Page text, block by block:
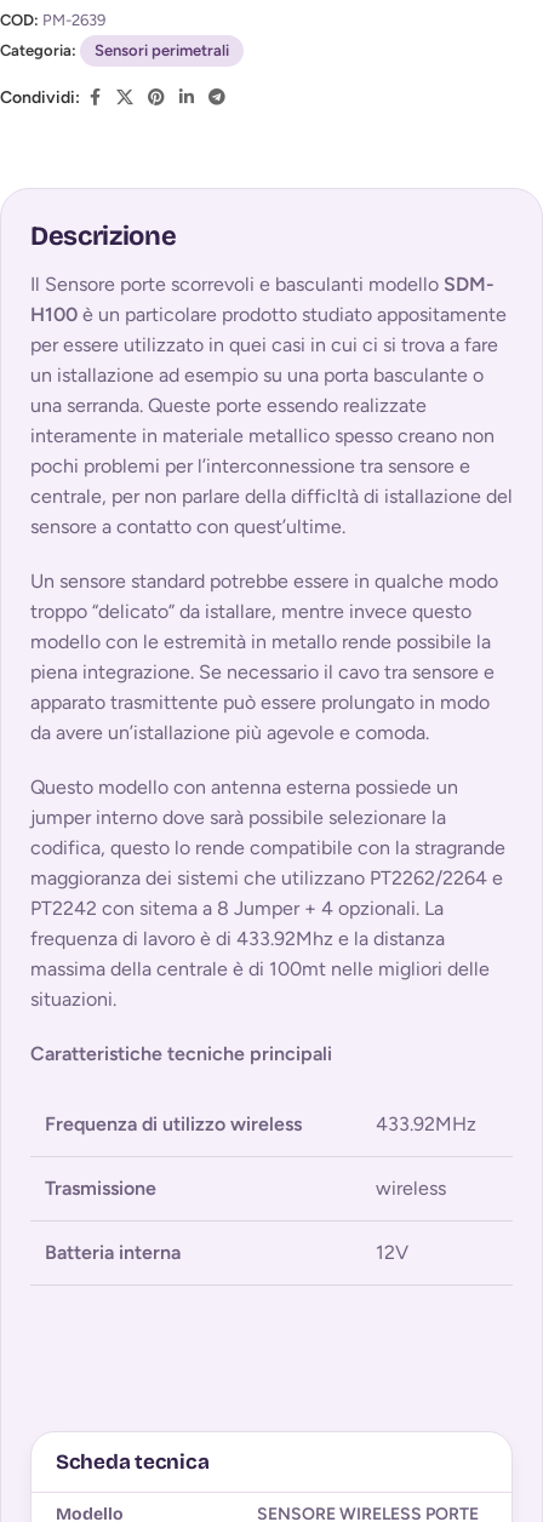
COD: PM-2639
Categoria:
Sensori perimetrali
Condividi:
Descrizione
Il Sensore porte scorrevoli e basculanti modello SDM-
H100 è un particolare prodotto studiato appositamente
per essere utilizzato in quei casi in cui ci si trova a fare
un istallazione ad esempio su una porta basculante o
una serranda. Queste porte essendo realizzate
interamente in materiale metallico spesso creano non
pochi problemi per l’interconnessione tra sensore e
centrale, per non parlare della difficltà di istallazione del
sensore a contatto con quest’ultime.
Un sensore standard potrebbe essere in qualche modo
troppo “delicato” da istallare, mentre invece questo
modello con le estremità in metallo rende possibile la
piena integrazione. Se necessario il cavo tra sensore e
apparato trasmittente può essere prolungato in modo
da avere un’istallazione più agevole e comoda.
Questo modello con antenna esterna possiede un
jumper interno dove sarà possibile selezionare la
codifica, questo lo rende compatibile con la stragrande
maggioranza dei sistemi che utilizzano PT2262/2264 e
PT2242 con sitema a 8 Jumper + 4 opzionali. La
frequenza di lavoro è di 433.92Mhz e la distanza
massima della centrale è di 100mt nelle migliori delle
situazioni.
Caratteristiche tecniche principali
Frequenza di utilizzo wireless 433.92MHz
Trasmissione wireless
Batteria interna 12V
Scheda tecnica
Modello SENSORE WIRELESS PORTE